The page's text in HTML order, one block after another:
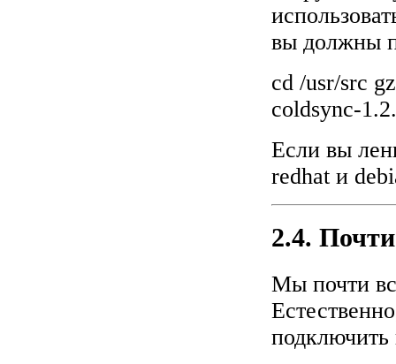
вы должны
cd /usr/src
coldsync-
Если вы
redhat и
2.4.
Мы почти